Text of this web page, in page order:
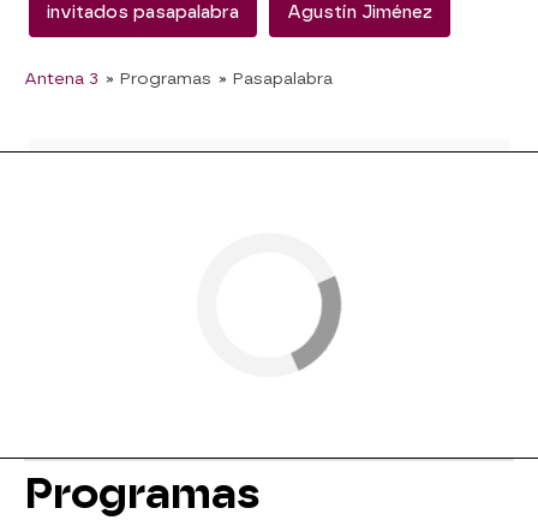
invitados pasapalabra Agustín Jiménez
Antena 3 » Programas » Pasapalabra
Programas